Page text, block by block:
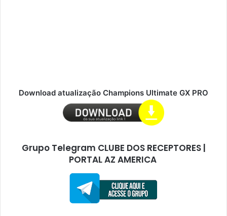
Download atualização Champions Ultimate GX PRO
Grupo Telegram CLUBE DOS RECEPTORES |
PORTAL AZ AMERICA